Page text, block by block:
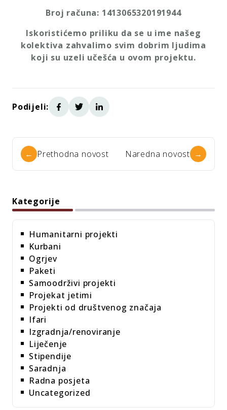
Broj računa: 1413065320191944
Iskoristićemo priliku da se u ime našeg
kolektiva zahvalimo svim dobrim ljudima
koji su uzeli učešća u ovom projektu.
Podijeli:
← Prethodna novost Naredna novost →
Kategorije
Humanitarni projekti
Kurbani
Ogrjev
Paketi
Samoodrživi projekti
Projekat jetimi
Projekti od društvenog značaja
Ifari
Izgradnja/renoviranje
Liječenje
Stipendije
Saradnja
Radna posjeta
Uncategorized